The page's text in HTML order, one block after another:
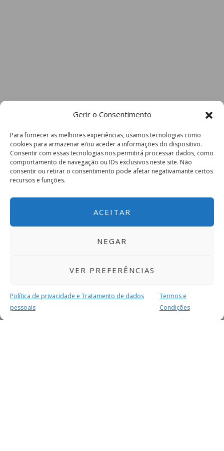
Gerir o Consentimento
Para fornecer as melhores experiências, usamos tecnologias como
cookies para armazenar e/ou aceder a informações do dispositivo.
Consentir com essas tecnologias nos permitirá processar dados, como
comportamento de navegação ou IDs exclusivos neste site. Não
consentir ou retirar o consentimento pode afetar negativamante certos
recursos e funções.
ACEITAR
NEGAR
VER PREFERÊNCIAS
Política de privacidade e Tratamento de dados
pessoais
Termos e
Condições